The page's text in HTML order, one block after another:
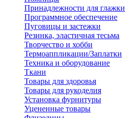
Принадлежности для глажки
Программное обеспечение
Пуговицы и застежки
Резинка, эластичная тесьма
Творчество и хобби
Термоаппликации/Заплатки
Техника и оборудование
Ткани
Товары для здоровья
Товары для рукоделия
Установка фурнитуры
Уцененные товары